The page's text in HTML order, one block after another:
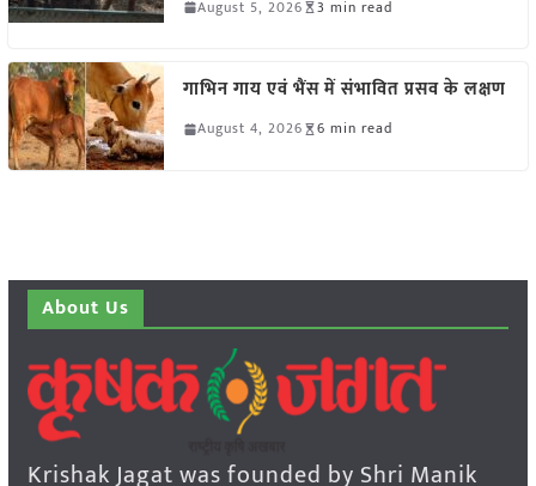
August 5, 2026 3 min read
गाभिन गाय एवं भैंस में संभावित प्रसव के लक्षण
August 4, 2026 6 min read
About Us
Krishak Jagat was founded by Shri Manik